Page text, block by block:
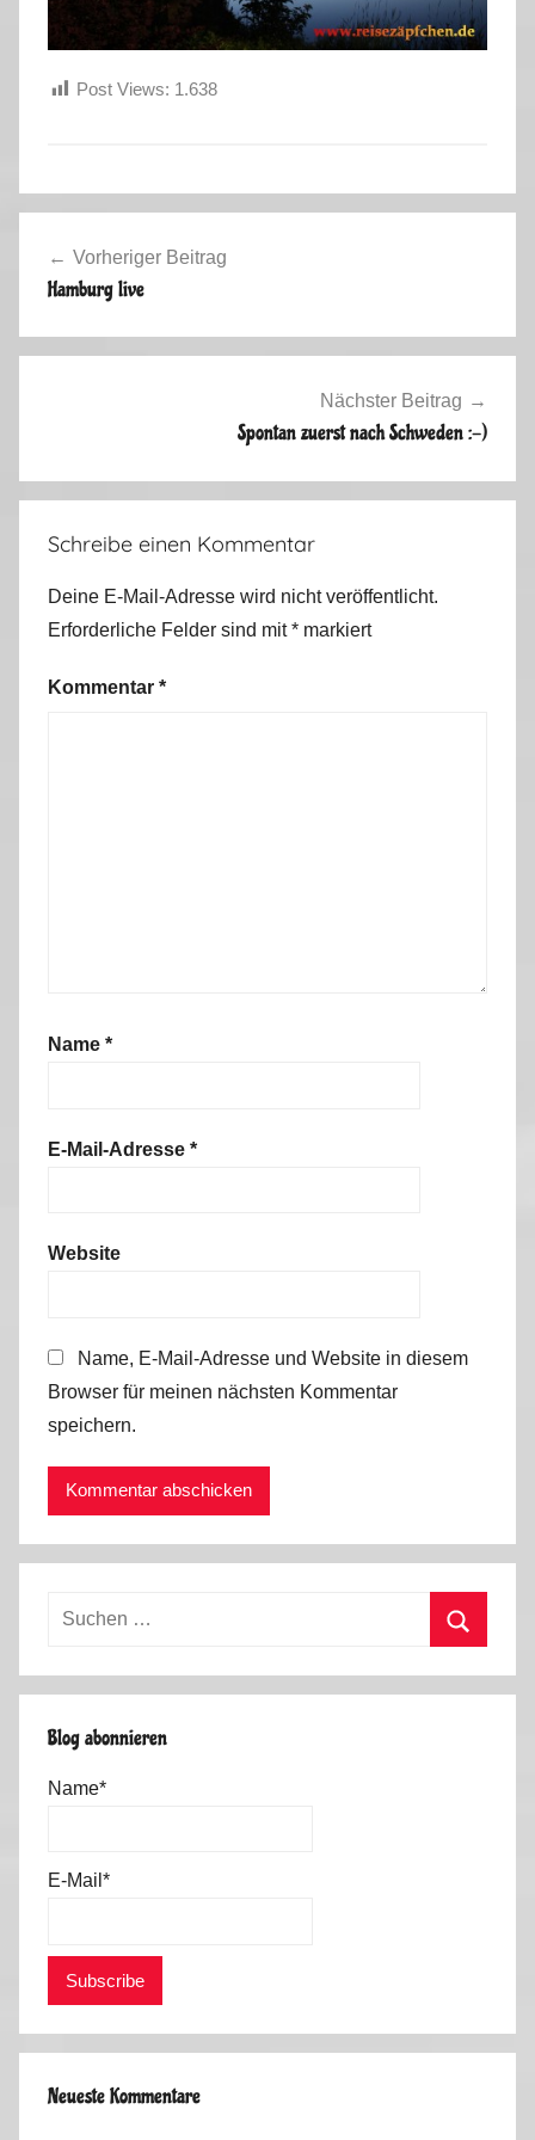
Post Views: 1.638
S
m
e
b
2
Vorheriger Beitrag
Hamburg live
Nächster Beitrag
Spontan zuerst nach Schweden :-)
Schreibe einen Kommentar
Deine E-Mail-Adresse wird nicht veröffentlicht.
Erforderliche Felder sind mit* markiert
Kommentar *
Name *
E-Mail-Adresse *
Website
Name, E-Mail-Adresse und Website in diesem
Browser für meinen nächsten Kommentar
speichern.
Suchen
Blog abonnieren
Name*
E-Mail*
Neueste Kommentare